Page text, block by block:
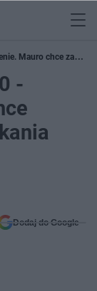
Mauro chce zabrać
-
Dodaj do Google